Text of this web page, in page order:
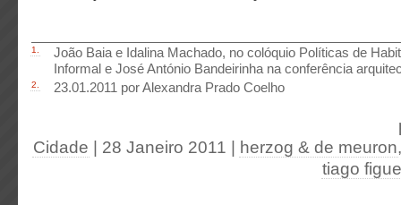
1.
João Baia e Idalina Machado, no colóquio Políticas de
Informal e José António Bandeirinha na conferência
2. 23.01.2011 por Alexandra Prado Coelho
Cidade | 28 Janeiro 2011 herzog & de meuron
tiago